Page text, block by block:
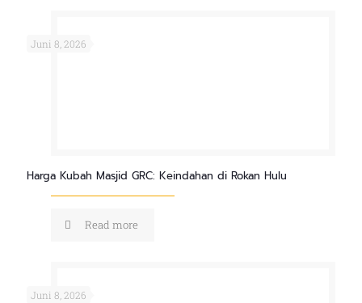
Juni 8, 2026
Harga Kubah Masjid GRC: Keindahan di Rokan Hulu
Read more
Juni 8, 2026